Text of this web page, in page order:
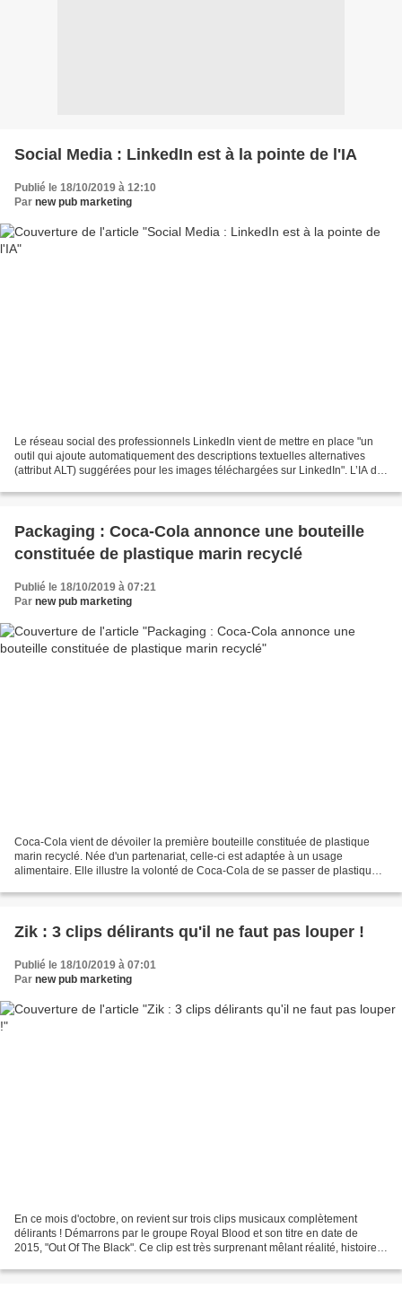
Social Media : LinkedIn est à la pointe de l'IA
Publié le 18/10/2019 à 12:10
Par new pub marketing
Le réseau social des professionnels LinkedIn vient de mettre en place "un
outil qui ajoute automatiquement des descriptions textuelles alternatives
(attribut ALT) suggérées pour les images téléchargées sur LinkedIn". L’IA de
Packaging : Coca-Cola annonce une bouteille
constituée de plastique marin recyclé
Publié le 18/10/2019 à 07:21
Par new pub marketing
Coca-Cola vient de dévoiler la première bouteille constituée de plastique
marin recyclé. Née d'un partenariat, celle-ci est adaptée à un usage
alimentaire. Elle illustre la volonté de Coca-Cola de se passer de plastique à
Zik : 3 clips délirants qu'il ne faut pas louper !
Publié le 18/10/2019 à 07:01
Par new pub marketing
En ce mois d'octobre, on revient sur trois clips musicaux complètement
délirants ! Démarrons par le groupe Royal Blood et son titre en date de
2015, "Out Of The Black". Ce clip est très surprenant mêlant réalité, histoire